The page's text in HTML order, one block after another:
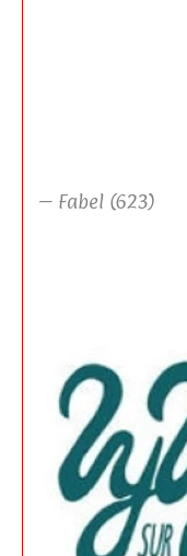
– Fabel (623)